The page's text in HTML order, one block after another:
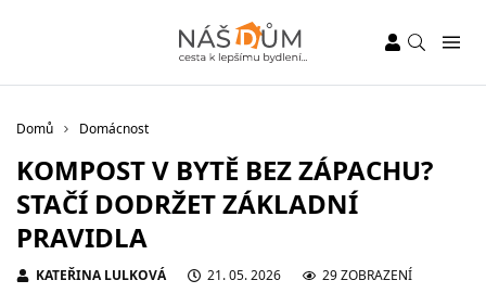
Domů Domácnost
KOMPOST V BYTĚ BEZ ZÁPACHU?
STAČÍ DODRŽET ZÁKLADNÍ
PRAVIDLA
KATEŘINA LULKOVÁ 21. 05. 2026 29 ZOBRAZENÍ